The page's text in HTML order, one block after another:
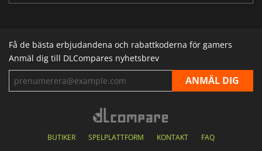
Få de bästa erbjudandena och rabattkoderna för gamers
Anmäl dig till DLCompares nyhetsbrev
BUTIKER SPELPLATTFORM KONTAKT FAQ